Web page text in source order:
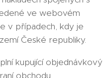
ve webovém
v případech, kdy je
České republiky.
kupující objednávkový
obchodu.